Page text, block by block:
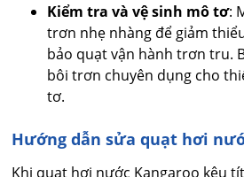
Kiểm tra và vệ sinh mô tơ:
trơn nhẹ nhàng để giảm
bảo quạt vận hành trơn tru.
bôi trơn chuyên dụng cho
tơ.
Hướng dẫn sửa quạt hơi
Khi quạt hơi nước Kangaroo kêu